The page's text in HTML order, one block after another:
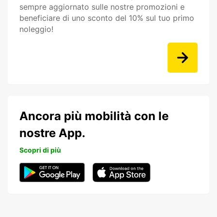
sempre aggiornato sulle nostre promozioni e
beneficiare di uno sconto del 10% sul tuo primo
noleggio!
Ancora più mobilità con le
nostre App.
Scopri di più